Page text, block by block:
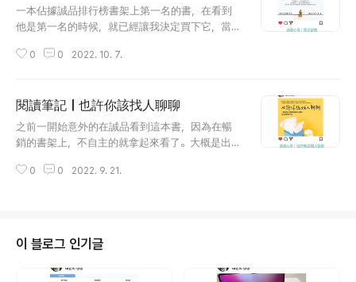
一本佔據誠品排行榜書架上第一名的書，在看到
他是第一名的時候，就已經讓我決定買下它，當然
後，也加深了我想買這本書的念頭，畢竟大家都說
發現這本書其實寫的超級淺顯易懂！因為很容易
一直讓人閱讀下去，沒有什麼卡住的障礙。所以我
好像花了3-4天（每次看的時間不等）左右就把這
無痛地繼續讀完這本書，我覺得也是作者認真設
了一下這本書的內容，我發現這本書雖然提到了
很多淺顯易懂的內容，但是的確運用了許多心理
0 0 2022. 10. 7.
閱讀筆記｜也許你該找人聊聊
之前一開始意外的在誠品看到這本書，因為在暢
銷的書架上，不自主的就拿起來看了。大概是出自
麼議題而去找屬於他的心理師，所以在誠品看了5
法，然後我也想要實際來執行之後，才發現這本被
我看到一半的書擱置在我的書架上。 雖然繼續看
這本書的契機很奇妙，而且我覺得這類型也不算
0 0 2022. 9. 21.
이 블로그 인기글